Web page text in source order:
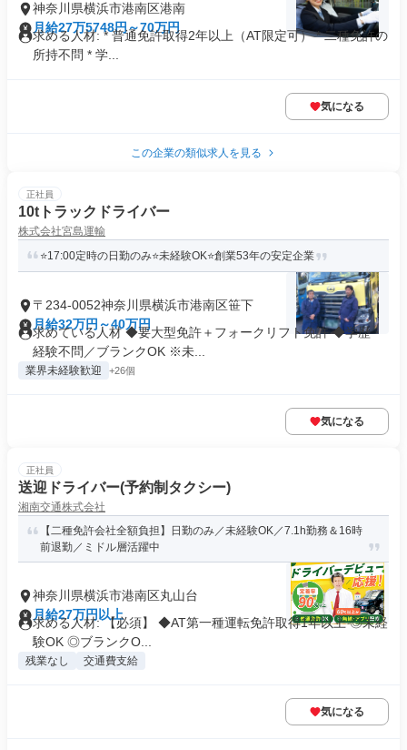
神奈川県横浜市港南区港南
月給27万5748円～70万円
求める人材: * 普通免許取得2年以上（AT限定可） * 二種免許の
所持不問 * 学...
気になる
この企業の類似求人を見る
正社員
10tトラックドライバー
株式会社宮島運輸
⭐17:00定時の日勤のみ⭐未経験OK⭐創業53年の安定企業
〒234-0052神奈川県横浜市港南区笹下
月給32万円～40万円
求めている人材 ◆要大型免許＋フォークリフト免許 ◆学歴・
経験不問／ブランクOK ※未...
業界未経験歓迎 +26個
気になる
正社員
送迎ドライバー(予約制タクシー)
湘南交通株式会社
【二種免許会社全額負担】日勤のみ／未経験OK／7.1h勤務＆16時
前退勤／ミドル層活躍中
神奈川県横浜市港南区丸山台
月給27万円以上
求める人材: 【必須】 ◆AT第一種運転免許取得1年以上 ◎未経
験OK ◎ブランクO...
残業なし 交通費支給
気になる